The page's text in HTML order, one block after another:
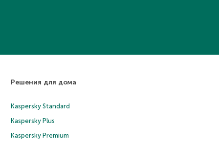
Решения для дома
Kaspersky Standard
Kaspersky Plus
Kaspersky Premium